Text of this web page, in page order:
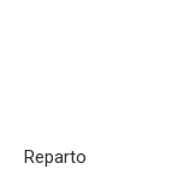
Reparto